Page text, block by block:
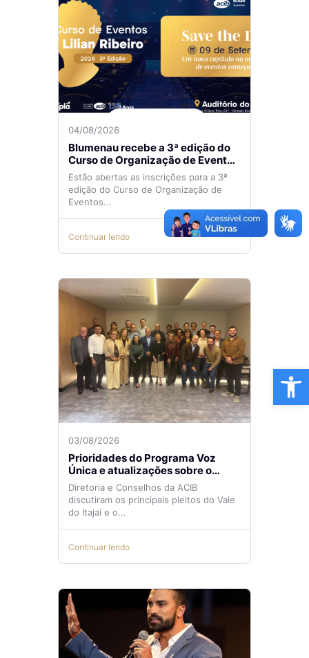
04/08/2026
Blumenau recebe a 3ª edição do
Curso de Organização de Eventos
Lilian Ribeiro
Estão abertas as inscrições para a 3ª
edição do Curso de Organização de
Eventos...
Continuar lendo
03/08/2026
Prioridades do Programa Voz
Única e atualizações sobre o
Aeroporto de Navegantes são
temas de reunião na ACIB
Diretoria e Conselhos da ACIB
discutiram os principais pleitos do Vale
do Itajaí e o...
Continuar lendo